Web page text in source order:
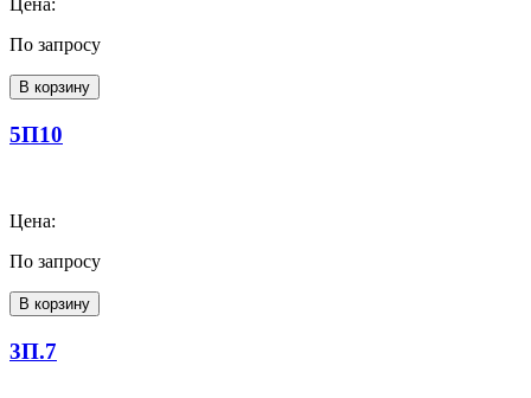
Цена:
По запросу
В корзину
5П10
Цена:
По запросу
В корзину
3П.7